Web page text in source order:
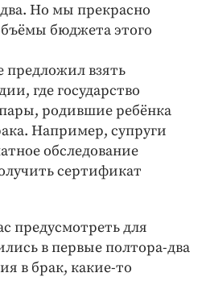
Но мы прекрасно
бюджета этого
предложил взять
где государство
родившие ребёнка
Например, супруги
обследование
сертификат
предусмотреть для
в первые полтора-два
в брак, какие-то